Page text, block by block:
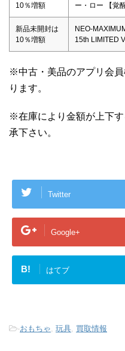
10％増額
ー・ロー 【覚醒
新品未開封は
10％増額
NEO-
15th LIMITED
※中古・美品のアプリ会
ります。
※在庫により金額が上下
承下さい。
Twitter
Google+
B! はてブ
-おもちゃ, 玩具, 買取情報